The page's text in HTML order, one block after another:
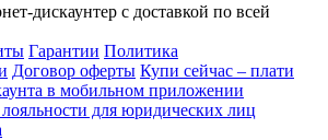
дискаунтер с доставкой по всей
Гарантии Политика
Договор оферты Купи сейчас – плати
в мобильном приложении
для юридических лиц